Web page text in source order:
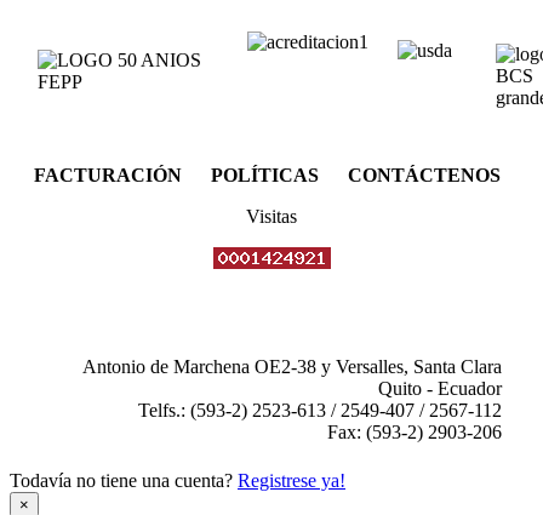
FACTURACIÓN POLÍTICAS CONTÁCTENOS
Visitas
Antonio de Marchena OE2-38 y Versalles, Santa Clara
Quito - Ecuador
Telfs.: (593-2) 2523-613 / 2549-407 / 2567-112
Fax: (593-2) 2903-206
Todavía no tiene una cuenta? Registrese ya!
×